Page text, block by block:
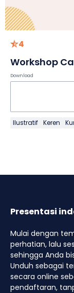
4
Workshop
Download
Ilustratif Keren
Presentasi
Mulai dengan
perhatian, lalu
sehingga Anda
Unduh sebagai
secara online
pendaftaran,